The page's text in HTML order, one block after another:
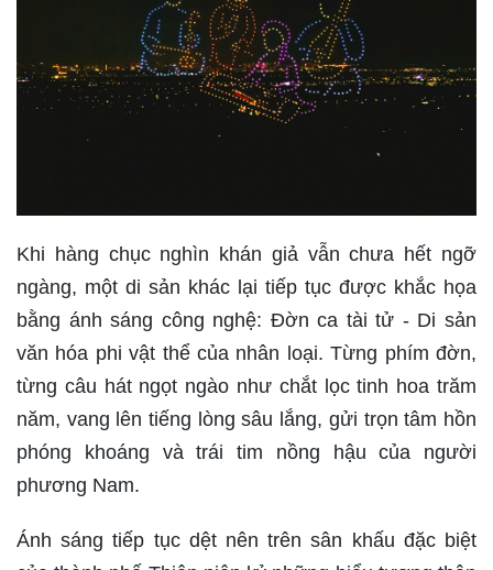
Khi hàng chục nghìn khán giả vẫn chưa hết ngỡ
ngàng, một di sản khác lại tiếp tục được khắc họa
bằng ánh sáng công nghệ: Đờn ca tài tử - Di sản
văn hóa phi vật thể của nhân loại. Từng phím đờn,
từng câu hát ngọt ngào như chắt lọc tinh hoa trăm
năm, vang lên tiếng lòng sâu lắng, gửi trọn tâm hồn
phóng khoáng và trái tim nồng hậu của người
phương Nam.
Ánh sáng tiếp tục dệt nên trên sân khấu đặc biệt